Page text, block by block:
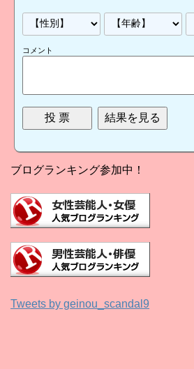
コメント
ブログランキング参加中！
Tweets by geinou_scandal9